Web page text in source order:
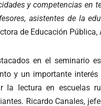
y competencias en
asistentes de la
de Educación
en el seminario
y un importante
la lectura en escuelas
Ricardo Canales,